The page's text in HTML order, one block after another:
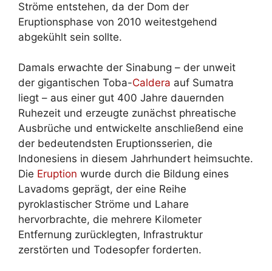
Ströme entstehen, da der Dom der
Eruptionsphase von 2010 weitestgehend
abgekühlt sein sollte.
Damals erwachte der Sinabung – der unweit
der gigantischen Toba-Caldera auf Sumatra
liegt – aus einer gut 400 Jahre dauernden
Ruhezeit und erzeugte zunächst phreatische
Ausbrüche und entwickelte anschließend eine
der bedeutendsten Eruptionsserien, die
Indonesiens in diesem Jahrhundert heimsuchte.
Die Eruption wurde durch die Bildung eines
Lavadoms geprägt, der eine Reihe
pyroklastischer Ströme und Lahare
hervorbrachte, die mehrere Kilometer
Entfernung zurücklegten, Infrastruktur
zerstörten und Todesopfer forderten.